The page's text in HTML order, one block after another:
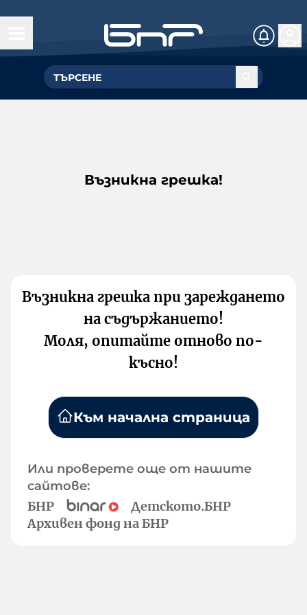
Възникна грешка!
Възникна грешка при зареждането
на съдържанието!
Моля, опитайте отново по-
късно!
Към начална страница
Или проверете още от нашите
сайтове:
БНР
Детското.БНР
Архивен фонд на БНР